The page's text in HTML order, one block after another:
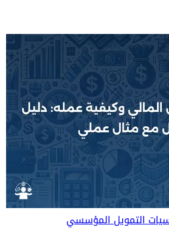
التمويل المؤسسي